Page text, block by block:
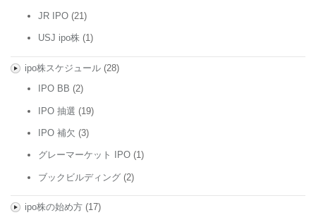
JR IPO (21)
USJ ipo株 (1)
ipo株スケジュール(28)
IPO BB (2)
IPO 抽選 (19)
IPO 補欠 (3)
グレーマーケット IPO (1)
ブックビルディング (2)
ipo株の始め方(17)